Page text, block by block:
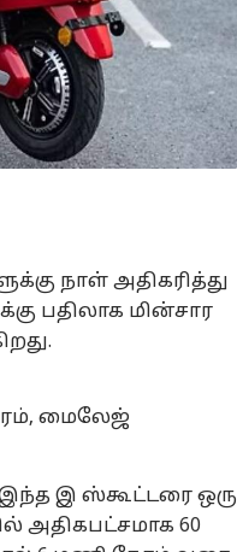
நாள் அதிகரித்து
பதிலாக மின்சார
மைலேஜ்
இந்த இ ஸ்கூட்டரை ஒரு
அதிகபட்சமாக 60